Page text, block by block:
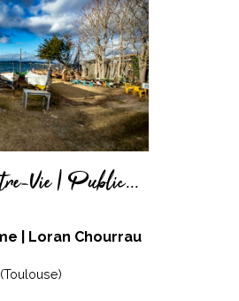
Territoires d'Outre-Vie | Publication 2024
| Loran Chourrau